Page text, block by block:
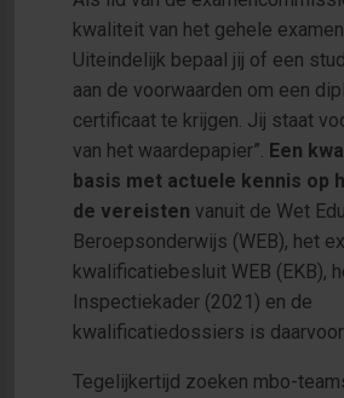
kwaliteit van het gehele
Uiteindelijk bepaal jij of een
aan de voorwaarden om een
certificaat te krijgen. Jij staat
van het waardepapier”. Een
basis met actuele kennis op
de vereisten vanuit de Wet
Beroepsonderwijs (WEB), het
kwalificatiebesluit WEB (EKB),
Inspectiekader (2021) en de
kwalificatiedossiers is daarvoor
Tegelijkertijd zoeken mbo-